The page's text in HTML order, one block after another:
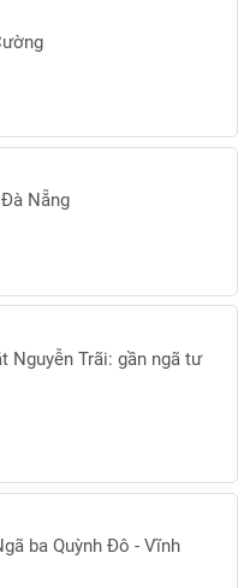
Nẵng
Nguyễn Trãi: gần ngã tư
ba Quỳnh Đô - Vĩnh